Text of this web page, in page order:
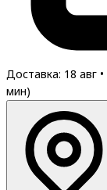
Доставка: 18 авг •
мин)